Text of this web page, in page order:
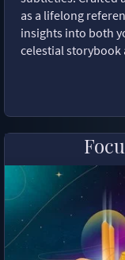
as a lifelong
insights into both
celestial storybook